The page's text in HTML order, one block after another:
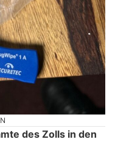
des Zolls in den